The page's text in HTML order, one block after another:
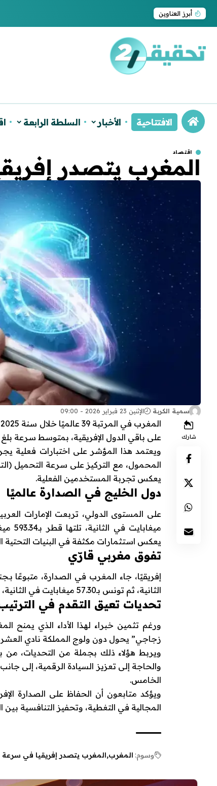
أبرز العناوين
الافتتاحية الأخبار السلطة الرابعة
اقتصاد
المغرب يتصدر
سمية الكربة الإثنين 23 فبراير 2026 - 09:00
شارك
على باقي الدول الإفريقية، بمتوسط سرعة بلغ 124.32 ميغابايت في الثانية.
ويعتمد هذا المؤشر على اختبارات فعلية
المحمول، مع التركيز على سرعة التحميل
يعكس تجربة المستخدمين الفعلية.
دول الخليج في الصدارة عالميًا
على المستوى الدولي، تربعت الإمارات
ميغابايت في الثانية، تلتها قطر بـ593.34 ميغابايت في الثانية، ثم
يعكس استثمارات مكثفة في البنيات التحتية
تفوق مغربي قارّي
إفريقيًا، جاء المغرب في الصدارة، متبوعًا بـ
الثانية، ثم تونس بـ57.30 ميغابايت في الثانية، بفارق ملحوظ عن باقي دول القارة.
تحديات تعيق التقدم في
ورغم تثمين خبراء لهذا الأداء الذي يمنح
زجاجي” يحول دون ولوج المملكة نادي العشرين
ويربط هؤلاء ذلك بجملة من التحديات، من
والحاجة إلى تعزيز السيادة الرقمية، إلى
الخامس.
ويؤكد متابعون أن الحفاظ على الصدارة
المجالية في التغطية، وتحفيز التنافسية
وسوم: المغرب المغرب يتصدر إفريقيا في سرعة